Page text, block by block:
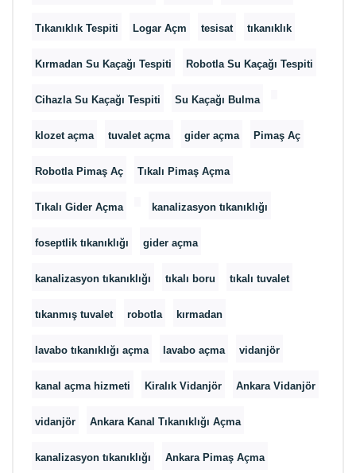
Tıkanıklık Tespiti Logar Açm tesisat tıkanıklık
Kırmadan Su Kaçağı Tespiti Robotla Su Kaçağı Tespiti
Cihazla Su Kaçağı Tespiti Su Kaçağı Bulma
klozet açma tuvalet açma gider açma Pimaş Aç
Robotla Pimaş Aç Tıkalı Pimaş Açma
Tıkalı Gider Açma kanalizasyon tıkanıklığı
foseptlik tıkanıklığı gider açma
kanalizasyon tıkanıklığı tıkalı boru tıkalı tuvalet
tıkanmış tuvalet robotla kırmadan
lavabo tıkanıklığı açma lavabo açma vidanjör
kanal açma hizmeti Kiralık Vidanjör Ankara Vidanjör
vidanjör Ankara Kanal Tıkanıklığı Açma
kanalizasyon tıkanıklığı Ankara Pimaş Açma